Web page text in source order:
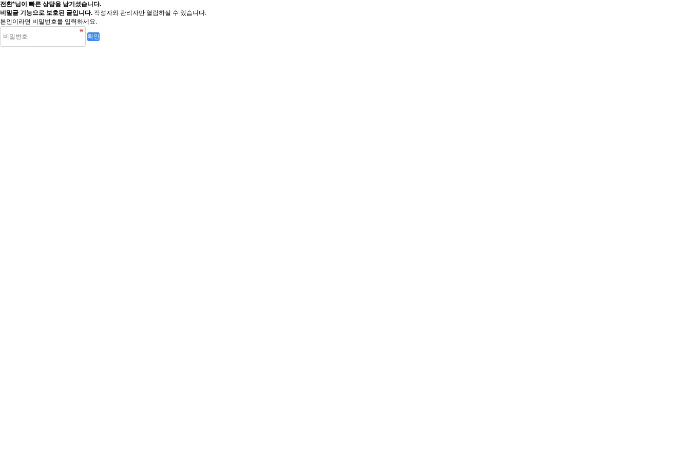
전환*님이 빠른 상담을 남기셨습니다.
비밀글 기능으로 보호된 글입니다. 작성자와 관리자만 열람하실 수 있습니다.
본인이라면 비밀번호를 입력하세요.